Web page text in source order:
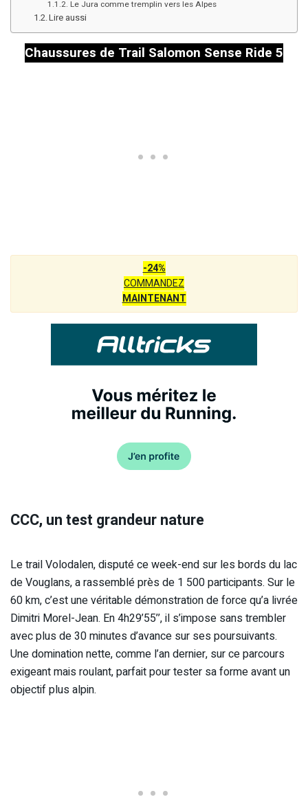
Le Jura comme tremplin vers les Alpes
Lire aussi
Chaussures de Trail Salomon Sense Ride 5
-24%
COMMANDEZ
MAINTENANT
CCC, un test grandeur nature
Le trail Volodalen, disputé ce week-end sur les bords du lac
de Vouglans, a rassemblé près de 1 500 participants. Sur le
60 km, c’est une véritable démonstration de force qu’a livrée
Dimitri Morel-Jean. En 4h29’55’’, il s’impose sans trembler
avec plus de 30 minutes d’avance sur ses poursuivants.
Une domination nette, comme l’an dernier, sur ce parcours
exigeant mais roulant, parfait pour tester sa forme avant un
objectif plus alpin.